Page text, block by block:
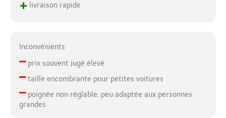
+ livraison rapide
Inconvénients
–prix souvent jugé élevé
–taille encombrante pour petites voitures
–poignée non réglable, peu adaptée aux personnes
grandes